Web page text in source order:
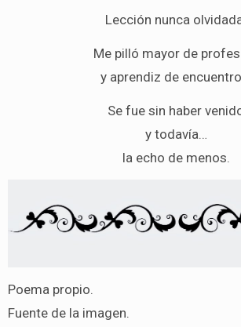
Lección nunca
Me pilló mayor de
y aprendiz de
Se fue sin haber
y todavía…
la echo de menos.
Poema propio.
Fuente de la imagen.